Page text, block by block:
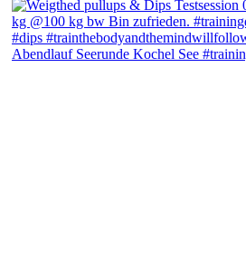
Abendlauf Seerunde Kochel See